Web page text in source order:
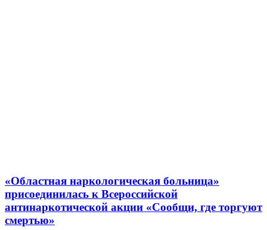
«Областная наркологическая больница»
присоединилась к Всероссийской
антинаркотической акции «Сообщи, где торгуют
смертью»